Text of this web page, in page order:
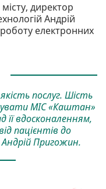
директор
Андрій
електронних
послуг. Шість
МІС «Каштан»
її вдосконаленням,
пацієнтів до
Пригожин.